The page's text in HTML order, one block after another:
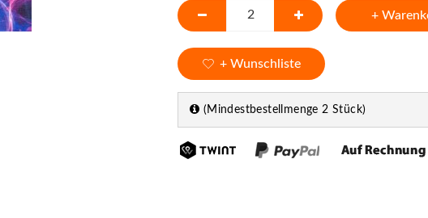
+
+ Wunschliste
(Mindestbestellmenge 2 Stück)